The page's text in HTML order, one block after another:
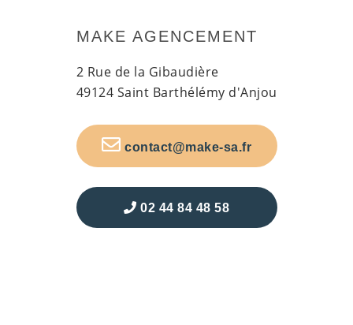
MAKE AGENCEMENT
2 Rue de la Gibaudière
49124 Saint Barthélémy d'Anjou
contact@make-sa.fr
02 44 84 48 58